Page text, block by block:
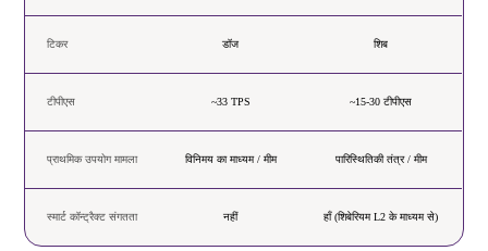
टिकर डॉज शिब
टीपीएस ~33 TPS ~15-30 टीपीएस
प्राथमिक उपयोग मामला विनिमय का माध्यम / मीम पारिस्थितिकी तंत्र / मीम
स्मार्ट कॉन्ट्रैक्ट संगतता नहीं हाँ (शिबेरियम L2 के माध्यम से)